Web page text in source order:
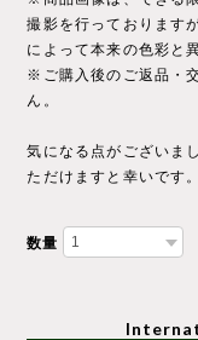
撮影を行っております
によって本来の色彩と
※ご購入後のご返品・
ん。
気になる点がございま
ただけますと幸いです。
数量